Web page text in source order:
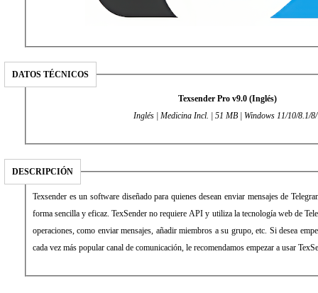
DATOS TÉCNICOS
Texsender Pro v9.0 (Inglés)
Inglés | Medicina Incl. | 51 MB | Windows 11/10/8.1/
DESCRIPCIÓN
Texsender es un software diseñado para quienes desean enviar mensajes de
forma sencilla y eficaz. TexSender no requiere API y utiliza la tecnología web de
operaciones, como enviar mensajes, añadir miembros a su grupo, etc. Si desea
cada vez más popular canal de comunicación, le recomendamos empezar a usar